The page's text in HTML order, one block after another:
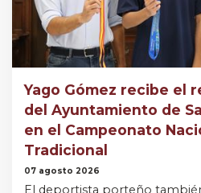
Yago Gómez recibe el
del Ayuntamiento de
en el Campeonato
Tradicional
07 agosto 2026
El deportista porteño